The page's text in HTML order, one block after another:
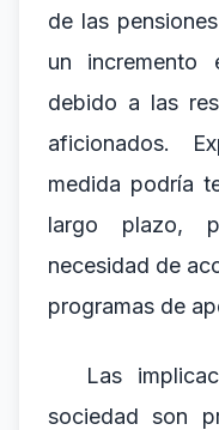
de las
un incremento
debido a las
aficionados.
medida podría
largo plazo,
necesidad de
programas de
Las
sociedad son